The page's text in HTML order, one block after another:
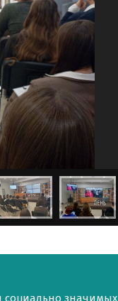
социально значимых